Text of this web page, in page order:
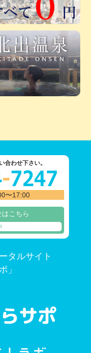
合わせ下さい。
〜17:00
こちら
タルサイト
」